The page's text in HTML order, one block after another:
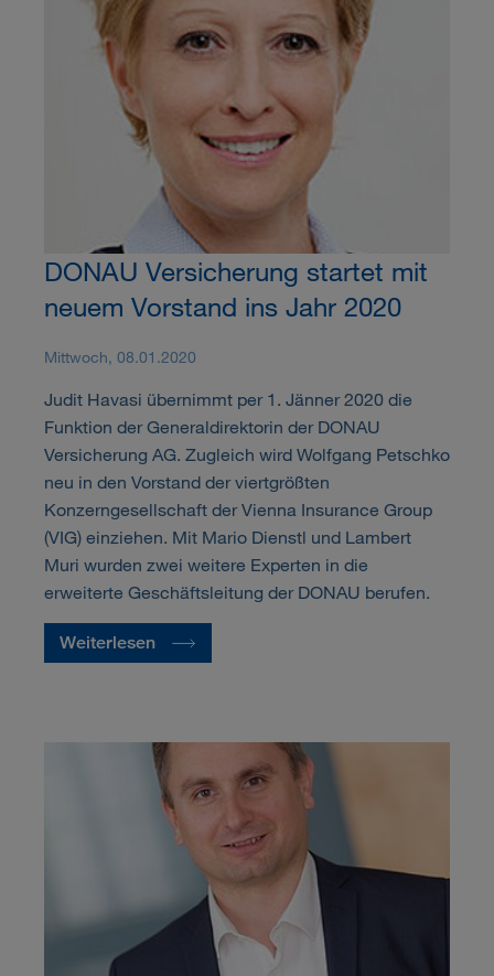
DONAU Versicherung startet mit
neuem Vorstand ins Jahr 2020
Mittwoch, 08.01.2020
Judit Havasi übernimmt per 1. Jänner 2020 die
Funktion der Generaldirektorin der DONAU
Versicherung AG. Zugleich wird Wolfgang Petschko
neu in den Vorstand der viertgrößten
Konzerngesellschaft der Vienna Insurance Group
(VIG) einziehen. Mit Mario Dienstl und Lambert
Muri wurden zwei weitere Experten in die
erweiterte Geschäftsleitung der DONAU berufen.
Weiterlesen